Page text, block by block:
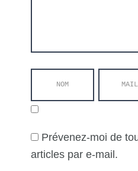
Prévenez-moi de
articles par e-mail.